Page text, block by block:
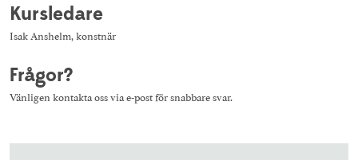
Kursledare
Isak Anshelm, konstnär
Frågor?
Vänligen kontakta oss via e-post för snabbare svar.